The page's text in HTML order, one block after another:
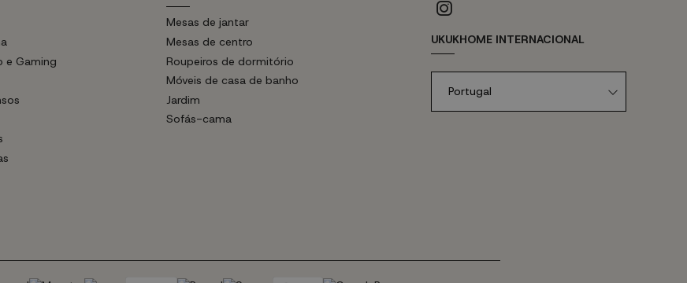
e Gaming
Mesas de jantar
Mesas de centro
Roupeiros de dormitório
Móveis de casa de banho
Jardim
Sofás-cama
UKUKHOME INTERNACIONAL
Portugal